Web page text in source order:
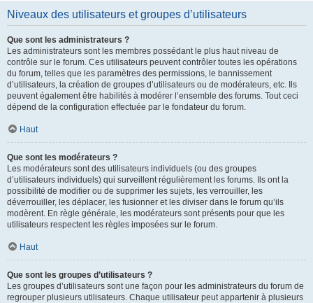
Niveaux des utilisateurs et groupes d’utilisateurs
Que sont les administrateurs ?
Les administrateurs sont les membres possédant le plus haut niveau de
contrôle sur le forum. Ces utilisateurs peuvent contrôler toutes les opérations
du forum, telles que les paramètres des permissions, le bannissement
d’utilisateurs, la création de groupes d’utilisateurs ou de modérateurs, etc. Ils
peuvent également être habilités à modérer l’ensemble des forums. Tout ceci
dépend de la configuration effectuée par le fondateur du forum.
Haut
Que sont les modérateurs ?
Les modérateurs sont des utilisateurs individuels (ou des groupes
d’utilisateurs individuels) qui surveillent régulièrement les forums. Ils ont la
possibilité de modifier ou de supprimer les sujets, les verrouiller, les
déverrouiller, les déplacer, les fusionner et les diviser dans le forum qu’ils
modèrent. En règle générale, les modérateurs sont présents pour que les
utilisateurs respectent les règles imposées sur le forum.
Haut
Que sont les groupes d’utilisateurs ?
Les groupes d’utilisateurs sont une façon pour les administrateurs du forum de
regrouper plusieurs utilisateurs. Chaque utilisateur peut appartenir à plusieurs